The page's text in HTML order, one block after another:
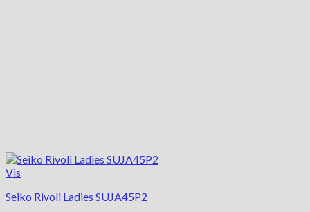
Vis
Seiko Rivoli Ladies SUJA45P2